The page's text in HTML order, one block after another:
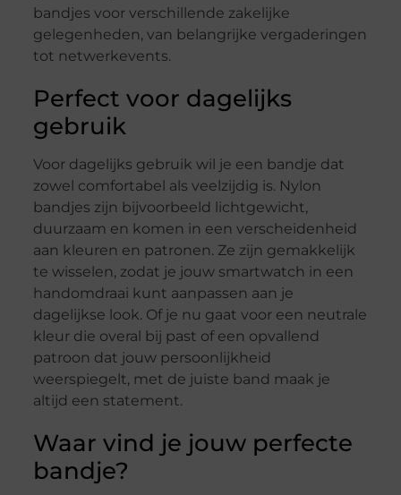
bandjes voor verschillende zakelijke
gelegenheden, van belangrijke vergaderingen
tot netwerkevents.
Perfect voor dagelijks
gebruik
Voor dagelijks gebruik wil je een bandje dat
zowel comfortabel als veelzijdig is. Nylon
bandjes zijn bijvoorbeeld lichtgewicht,
duurzaam en komen in een verscheidenheid
aan kleuren en patronen. Ze zijn gemakkelijk
te wisselen, zodat je jouw smartwatch in een
handomdraai kunt aanpassen aan je
dagelijkse look. Of je nu gaat voor een neutrale
kleur die overal bij past of een opvallend
patroon dat jouw persoonlijkheid
weerspiegelt, met de juiste band maak je
altijd een statement.
Waar vind je jouw perfecte
bandje?